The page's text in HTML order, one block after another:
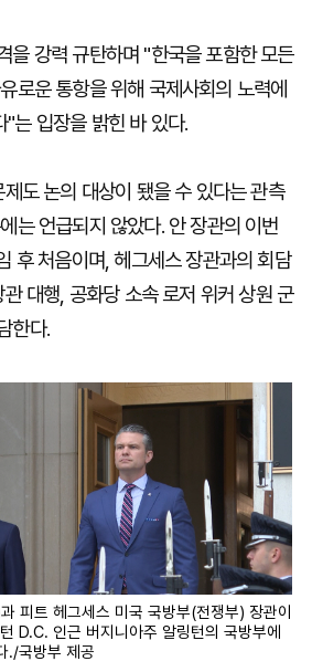
을 강력 규탄하며 "한국을 포함한 모든
로운 통항을 위해 국제사회의 노력에
는 입장을 밝힌 바 있다.
도 논의 대상이 됐을 수 있다는 관측
는 언급되지 않았다. 안 장관의 이번
후 처음이며, 헤그세스 장관과의 회담
대행, 공화당 소속 로저 위커 상원 군
한다.
피트 헤그세스 미국 국방부(전쟁부) 장관이
D.C. 인근 버지니아주 알링턴의 국방부에
./국방부 제공